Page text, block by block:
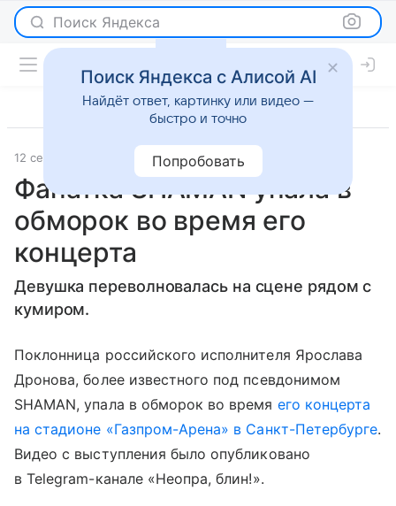
Поиск Яндекса
12 сентября 2023 Lenta.Ru Светская жизнь
Фанатка SHAMAN упала в
обморок во время его
концерта
Девушка переволновалась на сцене рядом с
кумиром.
Поклонница российского исполнителя Ярослава
Дронова, более известного под псевдонимом
SHAMAN, упала в обморок во время его концерта
на стадионе «Газпром-Арена» в Санкт-Петербурге.
Видео с выступления было опубликовано
в Telegram-канале «Неопра, блин!».
Поиск Яндекса с Алисой AI
Найдёт ответ, картинку или видео —
быстро и точно
Попробовать